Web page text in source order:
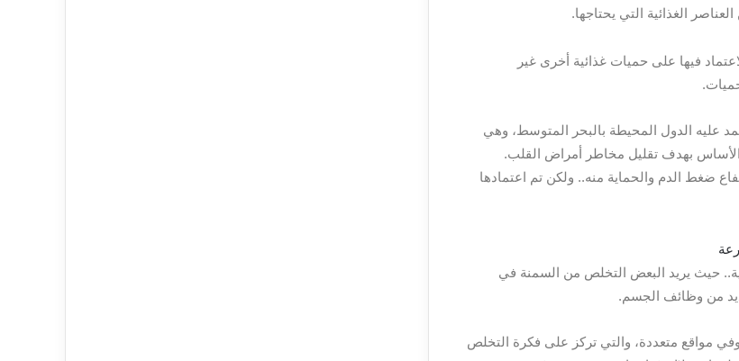
الغذائية التي يحتاجها.
فيها على حميات غذائية أخرى غير
عليه الدول المحيطة بالبحر المتوسط، وهي
الأساس بهدف تقليل مخاطر أمراض القلب.
ضغط الدم والحماية منه.. ولكن تم اعتمادها
حيث يريد البعض التخلص من السمنة في
من وظائف الجسم.
مواقع متعددة، والتي تركز على فكرة التخلص